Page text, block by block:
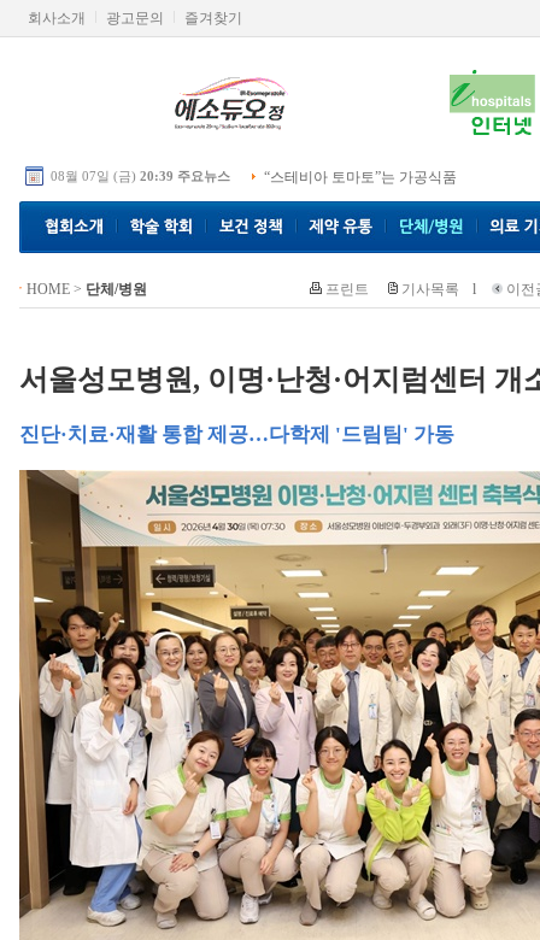
회사소개 광고문의 즐겨찾기
08월 07일 (금) 20:39 주요뉴스 “스테비아 토마토”는 가공식품
HOME> 단체/병원 프린트 기사목록 l 이전
서울성모병원, 이명·난청·어지럼센터 개
진단·치료·재활 통합 제공…다학제 '드림팀' 가동